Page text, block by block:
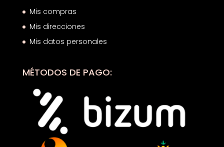
Mis compras
Mis direcciones
Mis datos personales
MÉTODOS DE PAGO: